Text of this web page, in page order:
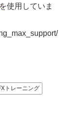
を使用していま
トレーニング